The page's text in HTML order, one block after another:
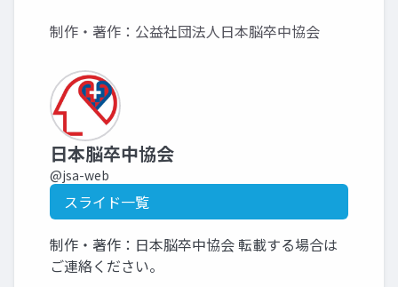
制作・著作：公益社団法人日本脳卒中協会
日本脳卒中協会
@jsa-web
スライド一覧
制作・著作：日本脳卒中協会 転載する場合は
ご連絡ください。